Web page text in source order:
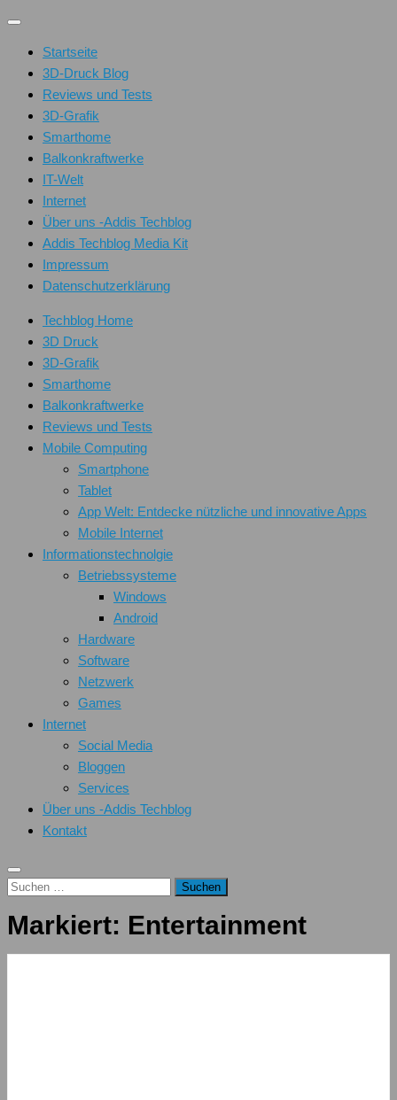
Unter
Inhalt
Startseite
3D-Druck Blog
Reviews und Tests
3D-Grafik
Smarthome
Balkonkraftwerke
IT-Welt
Internet
Über uns -Addis Techblog
Addis Techblog Media Kit
Impressum
Datenschutzerklärung
Techblog Home
3D Druck
3D-Grafik
Smarthome
Balkonkraftwerke
Reviews und Tests
Mobile Computing
Smartphone
Tablet
App Welt: Entdecke nützliche und innovative Apps
Mobile Internet
Informationstechnolgie
Betriebssysteme
Windows
Android
Hardware
Software
Netzwerk
Games
Internet
Social Media
Bloggen
Services
Über uns -Addis Techblog
Kontakt
Suchen
Markiert: Entertainment